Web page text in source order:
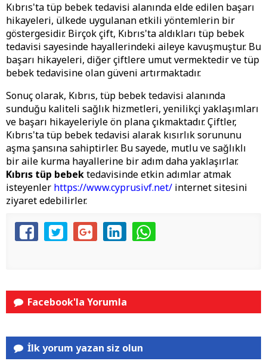
Kıbrıs'ta tüp bebek tedavisi alanında elde edilen başarı
hikayeleri, ülkede uygulanan etkili yöntemlerin bir
göstergesidir. Birçok çift, Kıbrıs'ta aldıkları tüp bebek
tedavisi sayesinde hayallerindeki aileye kavuşmuştur. Bu
başarı hikayeleri, diğer çiftlere umut vermektedir ve tüp
bebek tedavisine olan güveni artırmaktadır.
Sonuç olarak, Kıbrıs, tüp bebek tedavisi alanında
sunduğu kaliteli sağlık hizmetleri, yenilikçi yaklaşımları
ve başarı hikayeleriyle ön plana çıkmaktadır. Çiftler,
Kıbrıs'ta tüp bebek tedavisi alarak kısırlık sorununu
aşma şansına sahiptirler. Bu sayede, mutlu ve sağlıklı
bir aile kurma hayallerine bir adım daha yaklaşırlar.
Kıbrıs tüp bebektedavisinde etkin adımlar atmak
isteyenler https://www.cyprusivf.net/ internet sitesini
ziyaret edebilirler.
Facebook'la Yorumla
İlk yorum yazan siz olun